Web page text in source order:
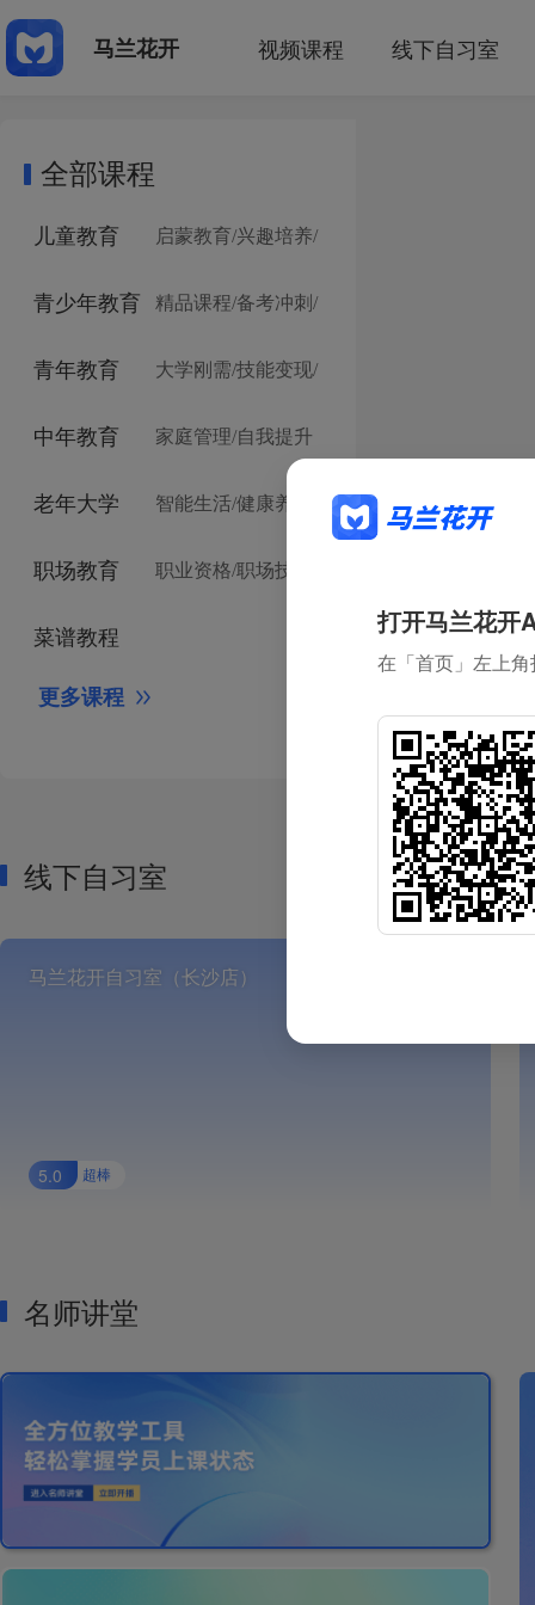
马兰花开 视频课程 线下自习室
全部课程
儿童教育 启蒙教育/兴趣培养/
青少年教育 精品课程/备考冲刺/
青年教育 大学刚需/技能变现/
中年教育 家庭管理/自我提升
老年大学 智能生活/健康养生/
职场教育 职业资格/职场技能提升
菜谱教程
更多课程
线下自习室
马兰花开自习室（长沙店）
5.0 超棒
名师讲堂
打开马兰花开
在「首页」左上